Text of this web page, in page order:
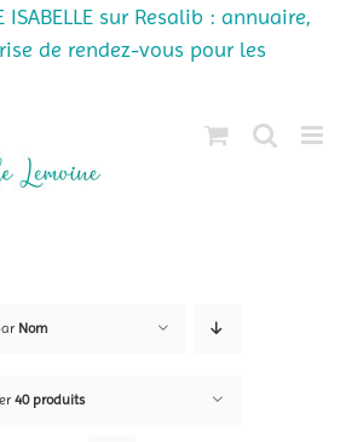
ISABELLE sur Resalib : annuaire,
de rendez-vous pour les
Nom
40 produits